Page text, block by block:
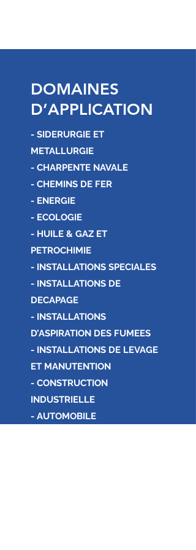
DOMAINES
D’APPLICATION
- SIDERURGIE ET
METALLURGIE
- CHARPENTE NAVALE
- CHEMINS DE FER
- ENERGIE
- ECOLOGIE
- HUILE & GAZ ET
PETROCHIMIE
- INSTALLATIONS SPECIALES
- INSTALLATIONS DE
DECAPAGE
- INSTALLATIONS
D’ASPIRATION DES FUMEES
- INSTALLATIONS DE LEVAGE
ET MANUTENTION
- CONSTRUCTION
INDUSTRIELLE
- AUTOMOBILE